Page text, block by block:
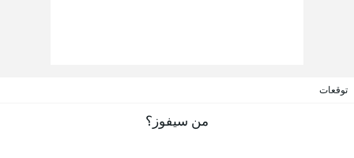
توقعات
من سيفوز؟